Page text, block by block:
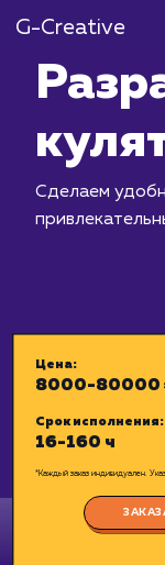
G-Creative
Цена:
8000-